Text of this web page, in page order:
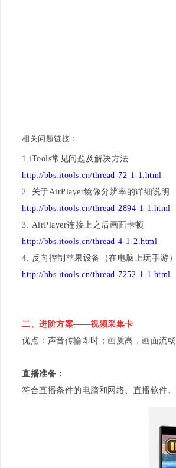
相关问题链接：
1.iTools常见问题及解决方法
http://bbs.itools.cn/thread-72-1-1.html
2. 关于AirPlayer镜像分辨率的详细说明
http://bbs.itools.cn/thread-2894-1-1.html
3. AirPlayer连接上之后画面卡顿
http://bbs.itools.cn/thread-4-1-2.html
4. 反向控制苹果设备（在电脑上玩手游
http://bbs.itools.cn/thread-7252-1-1.html
二、进阶方案——视频采集卡
优点：声音传输即时；画质高，画面流
直播准备：
符合直播条件的电脑和网络、直播软件